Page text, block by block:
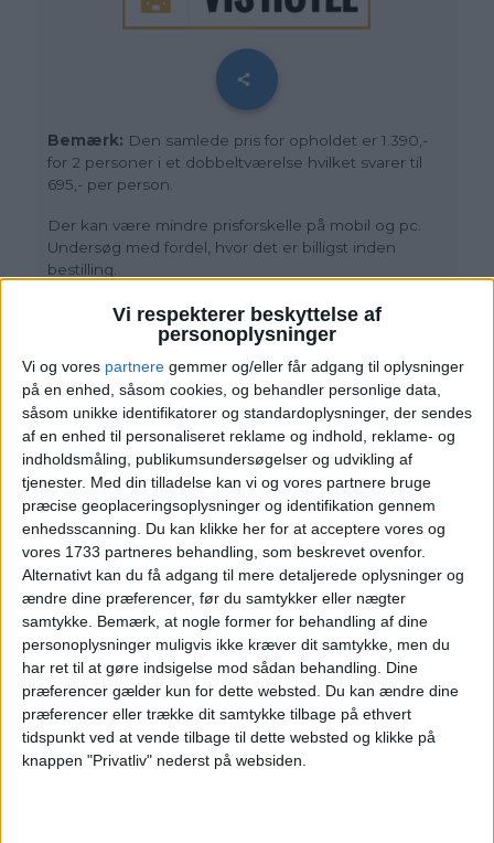
Vi respekterer beskyttelse af
personoplysninger
Vi og vores partnere gemmer og/eller får adgang til oplysninger
på en enhed, såsom cookies, og behandler personlige data,
såsom unikke identifikatorer og standardoplysninger, der sendes
af en enhed til personaliseret reklame og indhold, reklame- og
indholdsmåling, publikumsundersøgelser og udvikling af
tjenester. Med din tilladelse kan vi og vores partnere bruge
præcise geoplaceringsoplysninger og identifikation gennem
enhedsscanning. Du kan klikke her for at acceptere vores og
vores 1733 partneres behandling, som beskrevet ovenfor.
Alternativt kan du få adgang til mere detaljerede oplysninger og
ændre dine præferencer, før du samtykker eller nægter
samtykke. Bemærk, at nogle former for behandling af dine
personoplysninger muligvis ikke kræver dit samtykke, men du
har ret til at gøre indsigelse mod sådan behandling. Dine
præferencer gælder kun for dette websted. Du kan ændre dine
præferencer eller trække dit samtykke tilbage på ethvert
tidspunkt ved at vende tilbage til dette websted og klikke på
knappen "Privatliv" nederst på websiden.
Bemærk: Den samlede pris for opholdet er 1.390,-
for 2 personer i et dobbeltværelse hvilket svarer til
695,- per person.
Der kan være mindre prisforskelle på mobil og pc.
Undersøg med fordel, hvor det er billigst inden
bestilling.
Rejs365 er ikke et rejsebureau, men en rejseside,
der finder gode tilbud! – Vi modtager kommission,
ALTERNATIVE DATOER
Der er andre datoer til gode priser på Hôtel de
Ville. Se et udvalg her:
KLIK PÅ DATOERNE
18 – 19. apr 26. – 27. apr 17. – 18. maj